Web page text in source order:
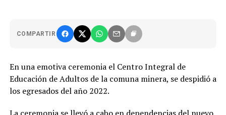
COMPARTIR
En una emotiva ceremonia el Centro Integral de
Educación de Adultos de la comuna minera, se despidió a
los egresados del año 2022.